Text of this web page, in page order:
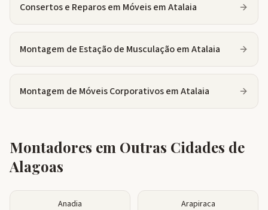
Consertos e Reparos em MóveisemAtalaia
Montagem de Estação de MusculaçãoemAtalaia
Montagem de Móveis CorporativosemAtalaia
Montadores em Outras Cidades de
Alagoas
Anadia Arapiraca